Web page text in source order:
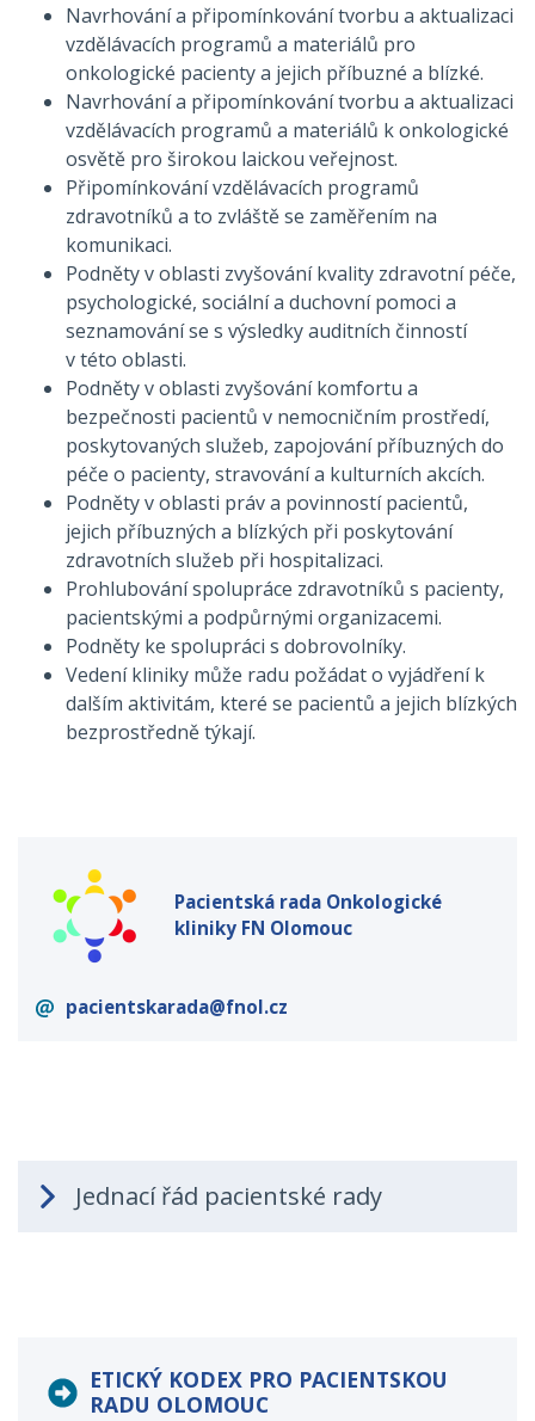
Navrhování a připomínkování tvorbu a aktualizaci
vzdělávacích programů a materiálů pro
onkologické pacienty a jejich příbuzné a blízké.
Navrhování a připomínkování tvorbu a aktualizaci
vzdělávacích programů a materiálů k onkologické
osvětě pro širokou laickou veřejnost.
Připomínkování vzdělávacích programů
zdravotníků a to zvláště se zaměřením na
komunikaci.
Podněty v oblasti zvyšování kvality zdravotní péče,
psychologické, sociální a duchovní pomoci a
seznamování se s výsledky auditních činností
v této oblasti.
Podněty v oblasti zvyšování komfortu a
bezpečnosti pacientů v nemocničním prostředí,
poskytovaných služeb, zapojování příbuzných do
péče o pacienty, stravování a kulturních akcích.
Podněty v oblasti práv a povinností pacientů,
jejich příbuzných a blízkých při poskytování
zdravotních služeb při hospitalizaci.
Prohlubování spolupráce zdravotníků s pacienty,
pacientskými a podpůrnými organizacemi.
Podněty ke spolupráci s dobrovolníky.
Vedení kliniky může radu požádat o vyjádření k
dalším aktivitám, které se pacientů a jejich blízkých
bezprostředně týkají.
Pacientská rada Onkologické
kliniky FN Olomouc
pacientskarada@fnol.cz
Jednací řád pacientské rady
ETICKÝ KODEX PRO PACIENTSKOU
RADU OLOMOUC